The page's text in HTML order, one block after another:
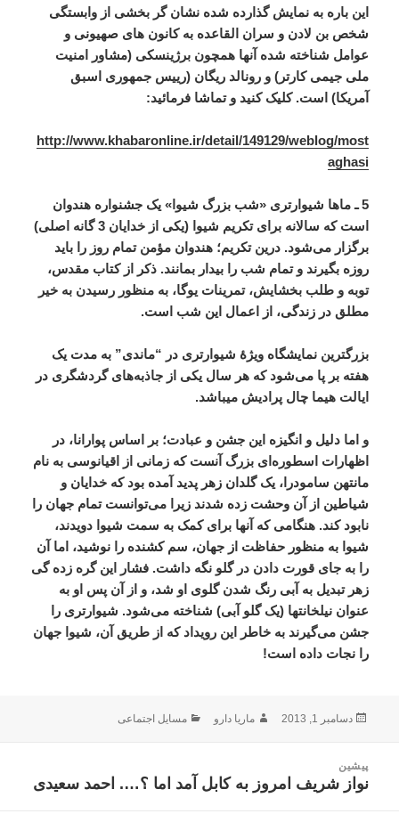
این باره به نمایش گذارده شده نشان گر بخشی از وابستگی
شخص بن لادن و سران القاعده به کانون های صهیونی و
عوامل شناخته شده آنها همچون برژینسکی (مشاور امنیت
ملی جیمی کارتر) و رونالد ریگان (رییس جمهوری اسبق
آمریکا) است. کلیک کنید و تماشا فرمائید:
http://www.khabaronline.ir/detail/149129/weblog/most
aghasi
5 ـ ماها شیوارتری «شب بزرگ شیوا» یک جشنواره هندوان
است که سالانه برای تکریم شیوا (یکی از خدایان 3 گانه اصلی)
برگزار می‌شود. درین تکریم؛ هندوان مؤمن تمام روز را باید
روزه بگیرند و تمام شب را بیدار بمانند. ذکر از کتاب مقدس،
توبه و طلب بخشایش، تمرینات یوگا، به منظور رسیدن به خیر
مطلق در زندگی، از اعمال این شب است.
بزرگترین نمایشگاه ویژهٔ شیوارتری در “ماندی” به مدت یک
هفته بر پا می‌شود که هر سال یکی از جاذبه‌های گردشگری در
ایالت هیما چال پرادیش میباشد.
و اما دلیل و انگیزه این جشن و عبادت؛ بر اساس پوارانا، در
اظهارات اسطوره‌ای بزرگ آنست که زمانی از اقیانوسی به نام
مانتهن سامودرا، یک گلدان زهر پدید آمده بود که خدایان و
شیاطین از آن وحشت زده‌ شدند زیرا می‌توانست تمام جهان را
نابود کند. هنگامی که آنها برای کمک به سمت شیوا دویدند،
شیوا به منظور حفاظت از جهان، سم کشنده را نوشید، اما آن
را به جای قورت دادن در گلو نگه داشت. فشار این گره زده گی
زهر تبدیل به آبی رنگ شدن گلوی او شد، و از آن پس او به
عنوان نیلخانتها (یک گلو آبی) شناخته می‌شود. شیوارتری را
جشن می‌گیرند به خاطر این رویداد که از طریق آن، شیوا جهان
را نجات داده است!
ارسال
دسامبر 1, 2013 نویسنده
ماریا دارو دسته‌ها
مسایل اجتماعی
نوشتهپیشین
نوشته
نواز شریف امروز به کابل آمد اما ؟…. احمد سعیدی